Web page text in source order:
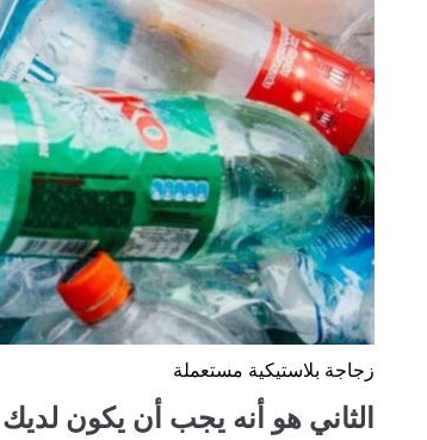
زجاجة بلاستيكية مستعملة
الثاني هو أنه يجب أن يكون